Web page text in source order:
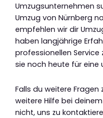
Umzugsunternehmen
Umzug von Nürnberg
empfehlen wir dir
haben langjährige
professionellen Service
sie noch heute für eine
Falls du weitere
weitere Hilfe bei
nicht, uns zu